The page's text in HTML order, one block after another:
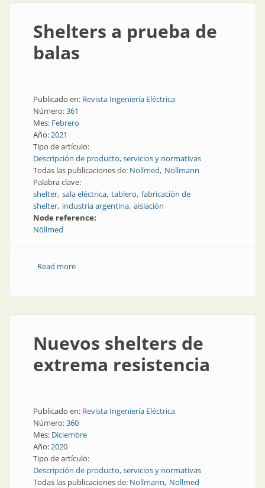
Shelters a prueba de
balas
Publicado en: Revista Ingeniería Eléctrica
Número:361
Mes: Febrero
Año:2021
Tipo de artículo:
Descripción de producto, servicios y normativas
Todas las publicaciones de: Nollmed Nollmann
Palabra clave:
shelter sala eléctrica tablero fabricación de
shelter industria argentina aislación
Node reference:
Nöllmed
Read moreabout Shelters a prueba de balas
Nuevos shelters de
extrema resistencia
Publicado en: Revista Ingeniería Eléctrica
Número:360
Mes: Diciembre
Año:2020
Tipo de artículo:
Descripción de producto, servicios y normativas
Todas las publicaciones de: Nollmann Nollmed